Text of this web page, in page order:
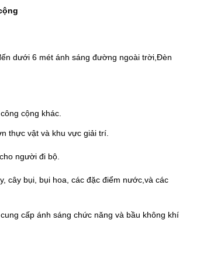
dưới 6 mét ánh sáng đường ngoài trời,Đèn
cộng khác.
thực vật và khu vực giải trí.
người đi bộ.
cây bụi, bụi hoa, các đặc điểm nước,và các
cấp ánh sáng chức năng và bầu không khí